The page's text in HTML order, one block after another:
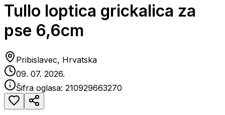
Tullo loptica grickalica za
pse 6,6cm
Pribislavec, Hrvatska
09. 07. 2026.
Šifra oglasa: 210929663270